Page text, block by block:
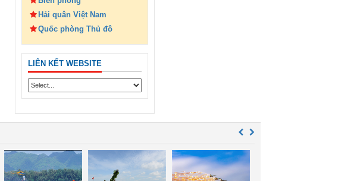
Hải quân Việt Nam
Quốc phòng Thủ đô
LIÊN KẾT WEBSITE